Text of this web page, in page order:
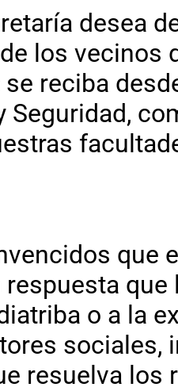
desea
los vecinos
reciba
Seguridad,
que
que
o a la
sociales,
resuelva los